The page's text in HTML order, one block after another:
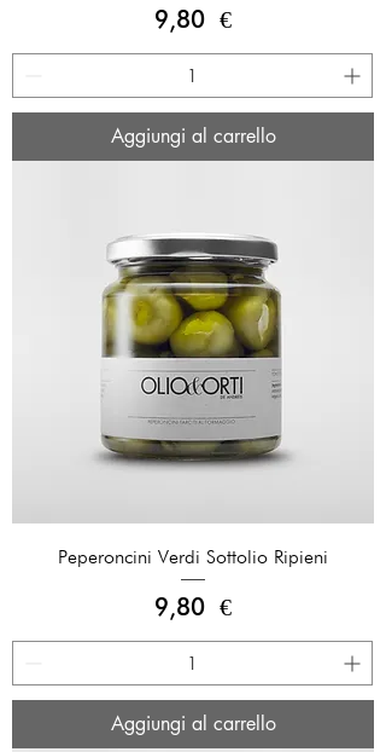
Prezzo
9,80 €
Aggiungi al carrello
Peperoncini Verdi Sottolio Ripieni
Prezzo
9,80 €
Aggiungi al carrello